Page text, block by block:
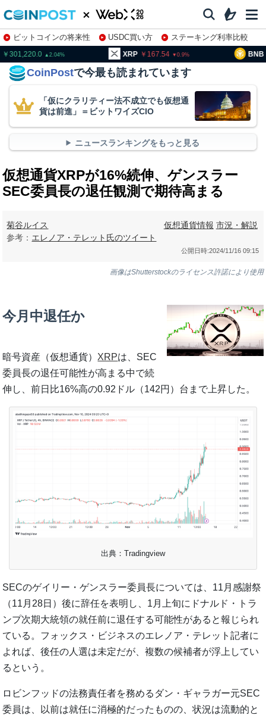
ビットコインの将来性 USDC買い方
ステーキング利率比較
株特集・関連銘柄
2.04 XRP 167.54 0.9 BNB
CoinPostで今最も読まれています
「仮にクラリティー法不成立でも仮想通
貨は前進」＝ビットワイズCIO
ニュースランキングをもっと見る
仮想通貨XRPが16%続伸、ゲンスラー
SEC委員長の退任観測で期待高まる
菊谷ルイス
参考： エレノア・テレット氏のツイート
仮想通貨情報 市況・解説
公開日時:2024/11/16 09:15
画像はShutterstockのライセンス許諾により使用
今月中退任か
暗号資産（仮想通貨） XRPは、SEC
委員長の退任可能性が高まる中で続
伸し、前日比16%高の0.92ドル（142円）台まで上昇した。
出典：Tradingview
SECのゲイリー・ゲンスラー委員長については、11月感謝祭
（11月28日）後に辞任を表明し、1月上旬にドナルド・トラ
ンプ次期大統領の就任前に退任する可能性があると報じられ
ている。フォックス・ビジネスのエレノア・テレット記者に
よれば、後任の人選は未定だが、複数の候補者が浮上してい
るという。
ロビンフッドの法務責任者を務めるダン・ギャラガー元SEC
委員は、以前は就任に消極的だったものの、状況は流動的と